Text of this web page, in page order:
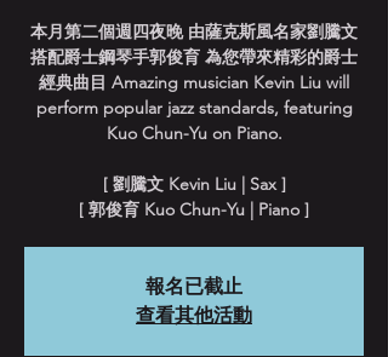
本月第二個週四夜晚 由薩克斯風名家劉騰文
搭配爵士鋼琴手郭俊育 為您帶來精彩的爵士
經典曲目 Amazing musician Kevin Liu will
perform popular jazz standards, featuring
Kuo Chun-Yu on Piano.
[ 劉騰文 Kevin Liu | Sax ]
[ 郭俊育 Kuo Chun-Yu | Piano ]
報名已截止
查看其他活動